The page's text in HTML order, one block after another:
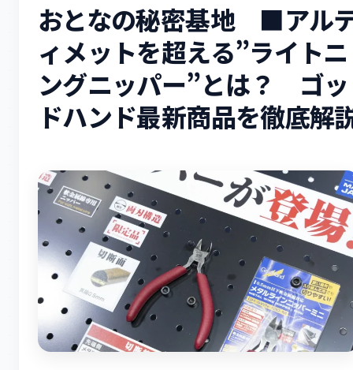
おとなの秘密基地 ■アル
ィメットを超える”ライトニ
ングニッパー”とは？ ゴッ
ドハンド最新商品を徹底解